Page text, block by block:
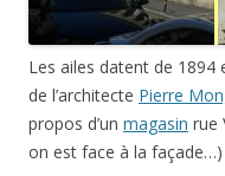
Les ailes datent de 1894
de l’architecte Pierre
propos d’un magasin rue
on est face à la façade…)